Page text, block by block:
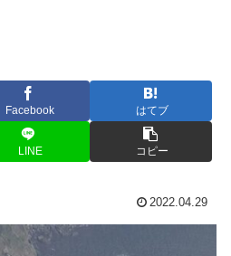
Facebook はてブ
LINE コピー
2022.04.29